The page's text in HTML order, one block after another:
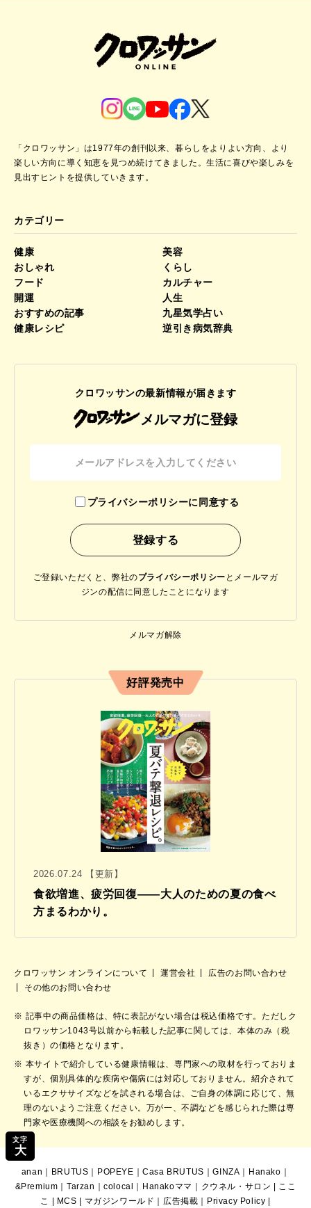
文字
大
「クロワッサン」は1977年の創刊以来、暮らしをよりよい方向、より
楽しい方向に導く知恵を見つめ続けてきました。生活に喜びや楽しみを
見出すヒントを提供していきます。
カテゴリー
健康
美容
おしゃれ
くらし
フード
カルチャー
開運
人生
おすすめの記事
九星気学占い
健康レシピ
逆引き病気辞典
クロワッサンの最新情報が届きます
メルマガに登録
プライバシーポリシーに同意する
ご登録いただくと、弊社のプライバシーポリシー と メールマガ
ジンの配信に同意したことになります
メルマガ解除
好評発売中
2026.07.24 【更新】
食欲増進、疲労回復——大人のための夏の食べ
方まるわかり。
クロワッサン オンラインについて 運営会社
広告のお問い合わせ
その他のお問い合わせ
記事中の商品価格は、特に表記がない場合は税込価格です。ただしク
ロワッサン1043号以前から転載した記事に関しては、本体のみ（税
抜き）の価格となります。
本サイトで紹介している健康情報は、専門家への取材を行っておりま
すが、個別具体的な疾病や傷病には対応しておりません。紹介されて
いるエクササイズなどを試される場合は、ご自身の体調に応じて、無
理のないようご注意ください。万が一、不調などを感じられた際は専
門家や医療機関への相談をお勧めします。
anan BRUTUS POPEYE ｜Casa BRUTUS ｜GINZA Hanako
&Premium ｜Tarzan ｜colocal Hanakoママ クウネル・サロン
ここ
こ
MCS マガジンワールド 広告掲載 Privacy Policy